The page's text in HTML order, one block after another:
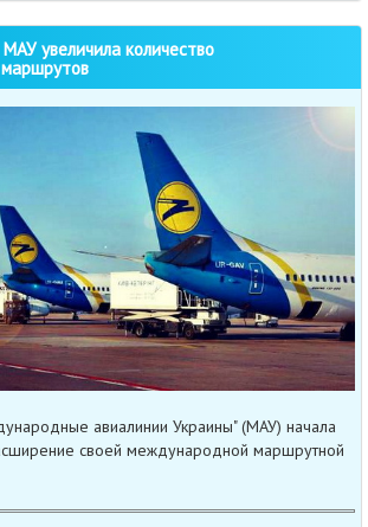
увеличила количество
авиалинии Украины" (МАУ) начала
своей международной маршрутной